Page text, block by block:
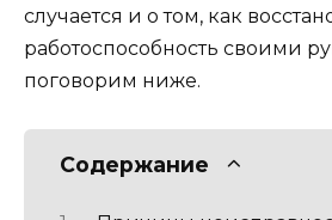
случается и о том, как
работоспособность своими
поговорим ниже.
Содержание